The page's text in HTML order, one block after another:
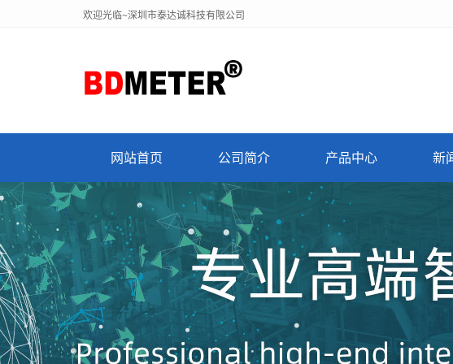
欢迎光临~深圳市泰达诚科技有限公司
网站首页 公司简介 产品中心 新